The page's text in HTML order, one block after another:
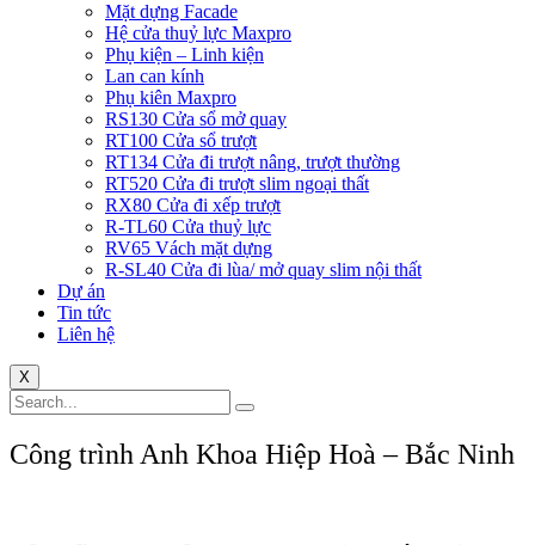
Mặt dựng Facade
Hệ cửa thuỷ lực Maxpro
Phụ kiện – Linh kiện
Lan can kính
Phụ kiên Maxpro
RS130 Cửa sổ mở quay
RT100 Cửa sổ trượt
RT134 Cửa đi trượt nâng, trượt thường
RT520 Cửa đi trượt slim ngoại thất
RX80 Cửa đi xếp trượt
R-TL60 Cửa thuỷ lực
RV65 Vách mặt dựng
R-SL40 Cửa đi lùa/ mở quay slim nội thất
Dự án
Tin tức
Liên hệ
X
Công trình Anh Khoa Hiệp Hoà – Bắc Ninh